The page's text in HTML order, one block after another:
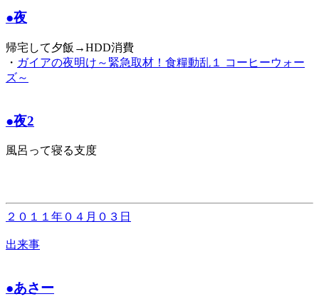
●夜
帰宅して夕飯→HDD消費
・ ガイアの夜明け～緊急取材！食糧動乱１ コーヒーウォー
ズ～
●夜2
風呂って寝る支度
２０１１年０４月０３日
出来事
●あさー